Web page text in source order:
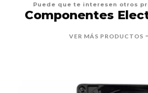
Puede que te interesen otros
Componentes
VER MÁS PRODUCTOS